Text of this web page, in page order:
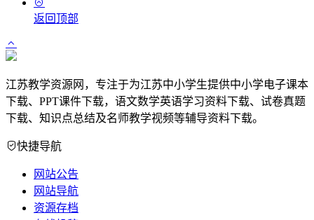
返回顶部
江苏教学资源网，专注于为江苏中小学生提供中小学电子课本
下载、PPT课件下载，语文数学英语学习资料下载、试卷真题
下载、知识点总结及名师教学视频等辅导资料下载。
快捷导航
网站公告
网站导航
资源存档